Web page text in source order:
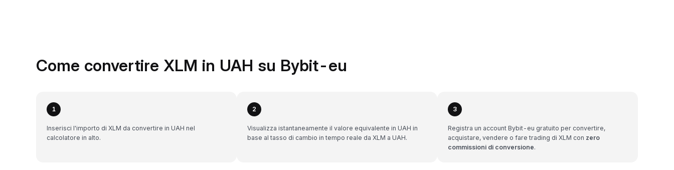
Come convertire XLM in UAH su Bybit-eu
1
Inserisci l'importo di XLM da convertire in UAH nel
calcolatore in alto.
2
Visualizza istantaneamente il valore equivalente in UAH in
base al tasso di cambio in tempo reale da XLM a UAH.
3
Registra un account Bybit-eu gratuito per convertire,
acquistare, vendere o fare trading di XLM con zero
commissioni di conversione.